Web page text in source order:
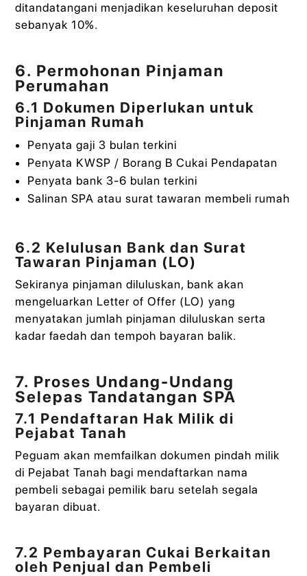
ditandatangani menjadikan keseluruhan deposit
sebanyak 10%.
6. Permohonan Pinjaman
Perumahan
6.1 Dokumen Diperlukan untuk
Pinjaman Rumah
Penyata gaji 3 bulan terkini
Penyata KWSP / Borang B Cukai Pendapatan
Penyata bank 3-6 bulan terkini
Salinan SPA atau surat tawaran membeli rumah
6.2 Kelulusan Bank dan Surat
Tawaran Pinjaman (LO)
Sekiranya pinjaman diluluskan, bank akan
mengeluarkan Letter of Offer (LO) yang
menyatakan jumlah pinjaman diluluskan serta
kadar faedah dan tempoh bayaran balik.
7. Proses Undang-Undang
Selepas Tandatangan SPA
7.1 Pendaftaran Hak Milik di
Pejabat Tanah
Peguam akan memfailkan dokumen pindah milik
di Pejabat Tanah bagi mendaftarkan nama
pembeli sebagai pemilik baru setelah segala
bayaran dibuat.
7.2 Pembayaran Cukai Berkaitan
oleh Penjual dan Pembeli